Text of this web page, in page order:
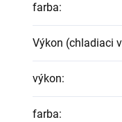
farba:
Výkon (chladiaci
výkon:
farba: